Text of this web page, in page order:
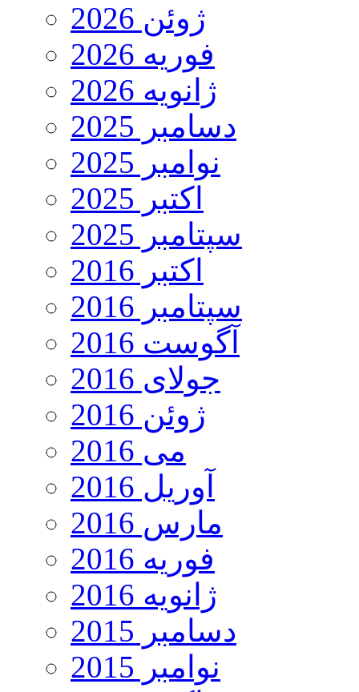
ژوئن 2026
فوریه 2026
ژانویه 2026
دسامبر 2025
نوامبر 2025
اکتبر 2025
سپتامبر 2025
اکتبر 2016
سپتامبر 2016
آگوست 2016
جولای 2016
ژوئن 2016
می 2016
آوریل 2016
مارس 2016
فوریه 2016
ژانویه 2016
دسامبر 2015
نوامبر 2015